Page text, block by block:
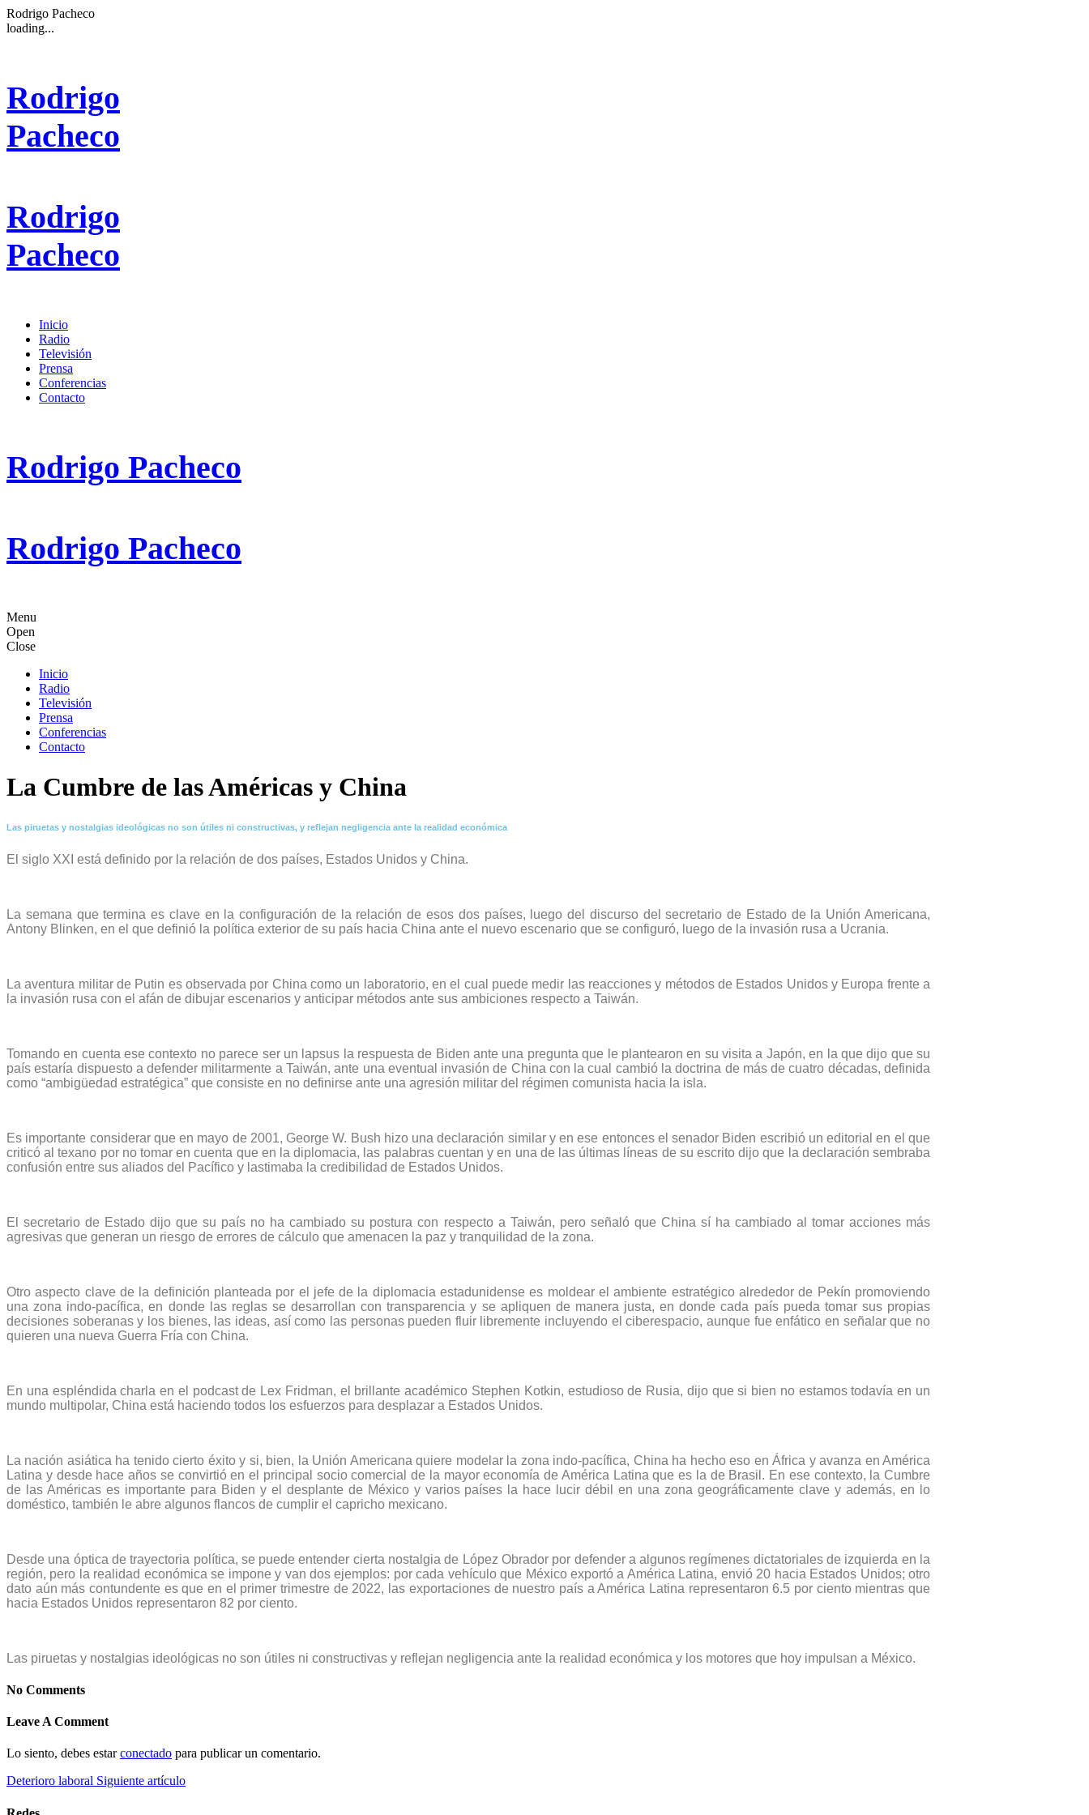
Rodrigo Pacheco
loading...
Rodrigo
Pacheco
Rodrigo
Pacheco
Inicio
Radio
Televisión
Prensa
Conferencias
Contacto
Rodrigo Pacheco
Rodrigo Pacheco
Menu
Open
Close
Inicio
Radio
Televisión
Prensa
Conferencias
Contacto
La Cumbre de las Américas y China
Las piruetas y nostalgias ideológicas no son útiles ni constructivas, y reflejan negligencia ante la realidad económica
El siglo XXI está definido por la relación de dos países, Estados Unidos y China.
La semana que termina es clave en la configuración de la relación de esos dos países, luego del discurso del secretario de Estado de la Unión Americana,
Antony Blinken, en el que definió la política exterior de su país hacia China ante el nuevo escenario que se configuró, luego de la invasión rusa a Ucrania.
La aventura militar de Putin es observada por China como un laboratorio, en el cual puede medir las reacciones y métodos de Estados Unidos y Europa frente a
la invasión rusa con el afán de dibujar escenarios y anticipar métodos ante sus ambiciones respecto a Taiwán.
Tomando en cuenta ese contexto no parece ser un lapsus la respuesta de Biden ante una pregunta que le plantearon en su visita a Japón, en la que dijo que su
país estaría dispuesto a defender militarmente a Taiwán, ante una eventual invasión de China con la cual cambió la doctrina de más de cuatro décadas, definida
como “ambigüedad estratégica” que consiste en no definirse ante una agresión militar del régimen comunista hacia la isla.
Es importante considerar que en mayo de 2001, George W. Bush hizo una declaración similar y en ese entonces el senador Biden escribió un editorial en el que
criticó al texano por no tomar en cuenta que en la diplomacia, las palabras cuentan y en una de las últimas líneas de su escrito dijo que la declaración sembraba
confusión entre sus aliados del Pacífico y lastimaba la credibilidad de Estados Unidos.
El secretario de Estado dijo que su país no ha cambiado su postura con respecto a Taiwán, pero señaló que China sí ha cambiado al tomar acciones más
agresivas que generan un riesgo de errores de cálculo que amenacen la paz y tranquilidad de la zona.
Otro aspecto clave de la definición planteada por el jefe de la diplomacia estadunidense es moldear el ambiente estratégico alrededor de Pekín promoviendo
una zona indo-pacífica, en donde las reglas se desarrollan con transparencia y se apliquen de manera justa, en donde cada país pueda tomar sus propias
decisiones soberanas y los bienes, las ideas, así como las personas pueden fluir libremente incluyendo el ciberespacio, aunque fue enfático en señalar que no
quieren una nueva Guerra Fría con China.
En una espléndida charla en el podcast de Lex Fridman, el brillante académico Stephen Kotkin, estudioso de Rusia, dijo que si bien no estamos todavía en un
mundo multipolar, China está haciendo todos los esfuerzos para desplazar a Estados Unidos.
La nación asiática ha tenido cierto éxito y si, bien, la Unión Americana quiere modelar la zona indo-pacífica, China ha hecho eso en África y avanza en América
Latina y desde hace años se convirtió en el principal socio comercial de la mayor economía de América Latina que es la de Brasil. En ese contexto, la Cumbre
de las Américas es importante para Biden y el desplante de México y varios países la hace lucir débil en una zona geográficamente clave y además, en lo
doméstico, también le abre algunos flancos de cumplir el capricho mexicano.
Desde una óptica de trayectoria política, se puede entender cierta nostalgia de López Obrador por defender a algunos regímenes dictatoriales de izquierda en la
región, pero la realidad económica se impone y van dos ejemplos: por cada vehículo que México exportó a América Latina, envió 20 hacia Estados Unidos; otro
dato aún más contundente es que en el primer trimestre de 2022, las exportaciones de nuestro país a América Latina representaron 6.5 por ciento mientras que
hacia Estados Unidos representaron 82 por ciento.
Las piruetas y nostalgias ideológicas no son útiles ni constructivas y reflejan negligencia ante la realidad económica y los motores que hoy impulsan a México.
No Comments
Leave A Comment
Lo siento, debes estarconectado para publicar un comentario.
Deterioro laboral Siguiente artículo